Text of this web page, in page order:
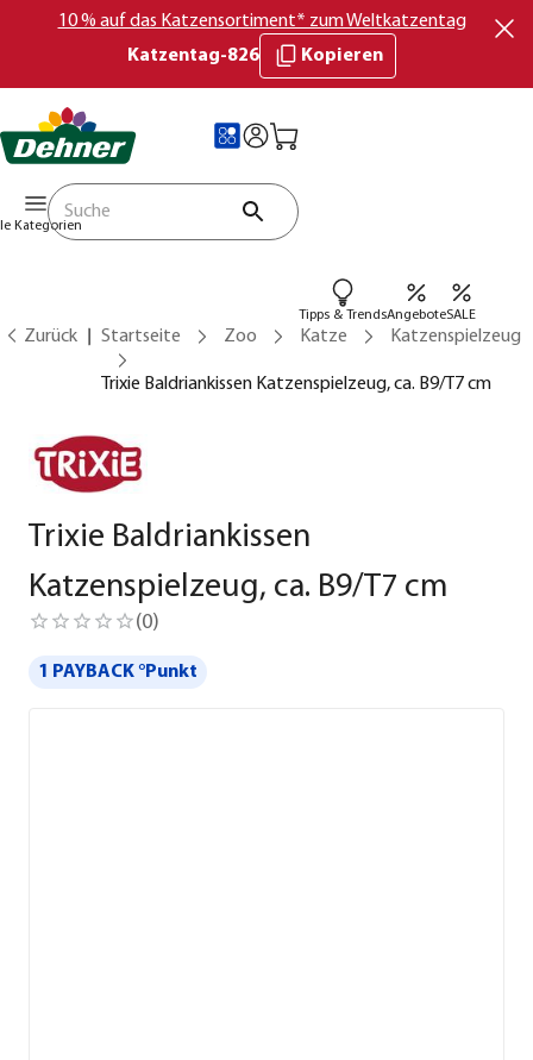
10 % auf das Katzensortiment* zum Weltkatzentag
Katzentag-826
Kopieren
Kategorien
Tipps & TrendsAngeboteSALE
Zurück Startseite Zoo Katze Katzenspielzeug
Trixie Baldriankissen Katzenspielzeug, ca. B9/T7 cm
Trixie Baldriankissen
Katzenspielzeug, ca. B9/T7 cm
(0)
1 PAYBACK °Punkt